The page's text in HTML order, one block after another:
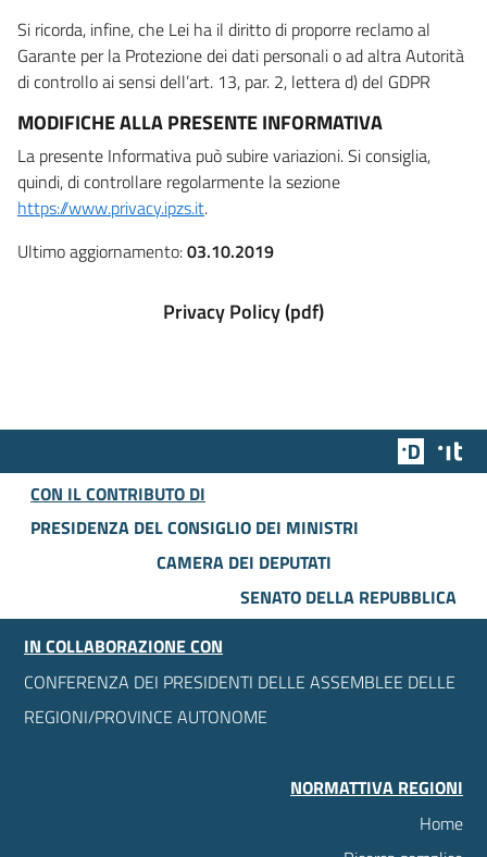
Si ricorda, infine, che Lei ha il diritto di proporre reclamo al
Garante per la Protezione dei dati personali o ad altra Autorità
di controllo ai sensi dell’art. 13, par. 2, lettera d) del GDPR
MODIFICHE ALLA PRESENTE INFORMATIVA
La presente Informativa può subire variazioni. Si consiglia,
quindi, di controllare regolarmente la sezione
https://www.privacy.ipzs.it.
Ultimo aggiornamento:03.10.2019
Privacy Policy (pdf)
Team
CON IL CONTRIBUTO DI
PRESIDENZA DEL CONSIGLIO DEI MINISTRI
CAMERA DEI DEPUTATI
SENATO DELLA REPUBBLICA
IN COLLABORAZIONE CON
CONFERENZA DEI PRESIDENTI DELLE ASSEMBLEE DELLE
REGIONI/PROVINCE AUTONOME
NORMATTIVA REGIONI
Home